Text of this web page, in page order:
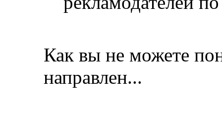
Как вы не можете
направлен...